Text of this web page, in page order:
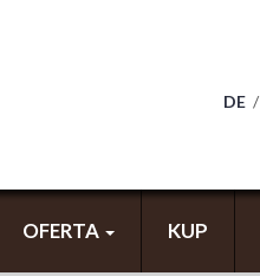
DE
OFERTA KUP